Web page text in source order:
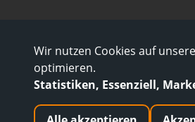
Wir nutzen Cookies auf
optimieren.
Statistiken, Essenziell,